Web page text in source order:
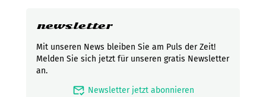
newsletter
Mit unseren News bleiben Sie am Puls der Zeit!
Melden Sie sich jetzt für unseren gratis Newsletter
an.
mark_email_read Newsletter jetzt abonnieren